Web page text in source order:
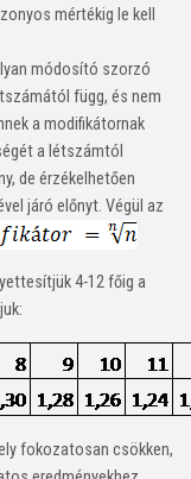
mértékig le kell
módosító szorzó
függ, és nem
a modifikátornak
a létszámtól
de érzékelhetően
járó előnyt. Végül az
4-12 főig a
fokozatosan csökken,